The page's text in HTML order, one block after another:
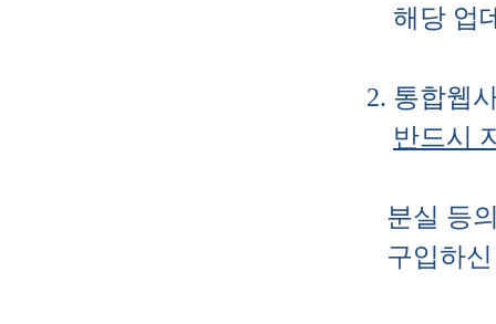
해당 업데
2. 통합웹
반드시
분실 등의
구입하신